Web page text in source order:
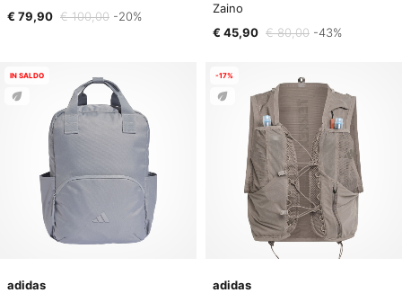
€ 79,90 € 100,00 -20%
Zaino
€ 45,90 € 80,00 -43%
adidas
IN SALDO
adidas
-17%